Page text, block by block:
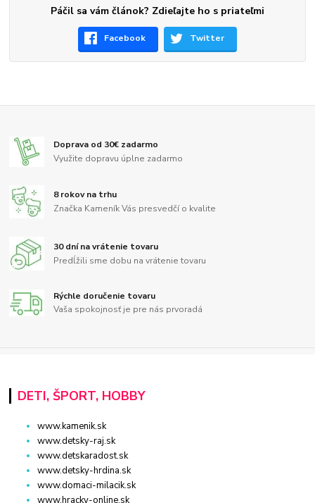
Páčil sa vám článok? Zdieľajte ho s priateľmi
Facebook Twitter
Doprava od 30€ zadarmo
Využite dopravu úplne zadarmo
8 rokov na trhu
Značka Kameník Vás presvedčí o kvalite
30 dní na vrátenie tovaru
Predĺžili sme dobu na vrátenie tovaru
Rýchle doručenie tovaru
Vaša spokojnosť je pre nás prvoradá
DETI, ŠPORT, HOBBY
www.kamenik.sk
www.detsky-raj.sk
www.detskaradost.sk
www.detsky-hrdina.sk
www.domaci-milacik.sk
www.hracky-online.sk